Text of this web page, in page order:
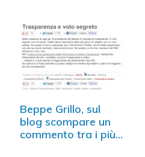
Beppe Grillo, sul
blog scompare un
commento tra i più